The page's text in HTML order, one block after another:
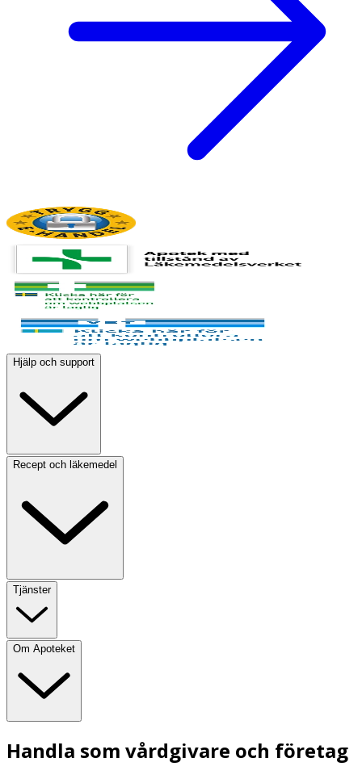
Hjälp och support
Recept och läkemedel
Tjänster
Om Apoteket
Handla som vårdgivare och företag